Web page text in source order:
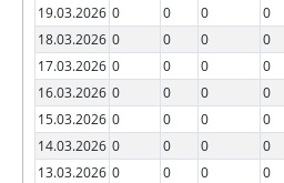
19.03.2026 0 0 0 0
18.03.2026 0 0 0 0
17.03.2026 0 0 0 0
16.03.2026 0 0 0 0
15.03.2026 0 0 0 0
14.03.2026 0 0 0 0
13.03.2026 0 0 0 0